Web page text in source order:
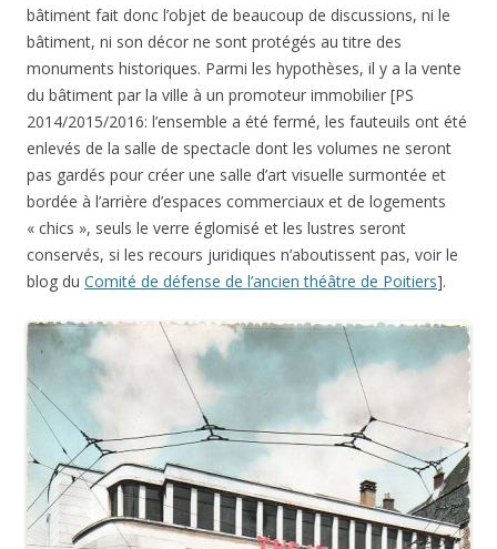
bâtiment fait donc l’objet de beaucoup de discussions, ni le
bâtiment, ni son décor ne sont protégés au titre des
monuments historiques. Parmi les hypothèses, il y a la vente
du bâtiment par la ville à un promoteur immobilier [PS
2014/2015/2016: l’ensemble a été fermé, les fauteuils ont été
enlevés de la salle de spectacle dont les volumes ne seront
pas gardés pour créer une salle d’art visuelle surmontée et
bordée à l’arrière d’espaces commerciaux et de logements
« chics », seuls le verre églomisé et les lustres seront
conservés, si les recours juridiques n’aboutissent pas, voir le
blog du Comité de défense de l’ancien théâtre de Poitiers].